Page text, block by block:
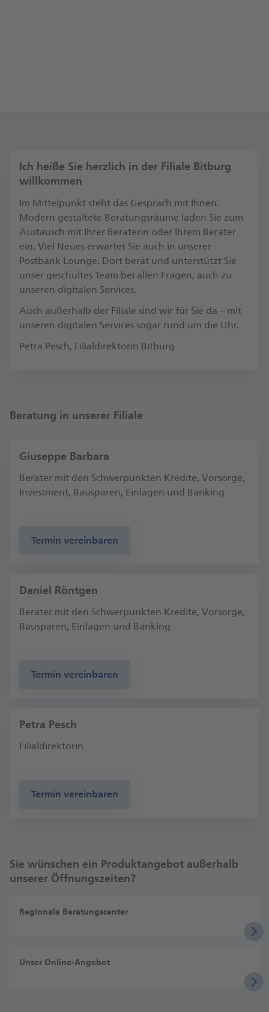
Ich heiße Sie herzlich in der Filiale Bitburg
willkommen
Im Mittelpunkt steht das Gespräch mit Ihnen.
Modern gestaltete Beratungsräume laden Sie zum
Austausch mit Ihrer Beraterin oder Ihrem Berater
ein. Viel Neues erwartet Sie auch in unserer
Postbank Lounge. Dort berät und unterstützt Sie
unser geschultes Team bei allen Fragen, auch zu
unseren digitalen Services.
Auch außerhalb der Filiale sind wir für Sie da – mit
unseren digitalen Services sogar rund um die Uhr.
Petra Pesch, Fi­li­al­di­rek­torin Bitburg
Beratung in unserer Filiale
Giuseppe Barbara
Berater mit den Schwerpunkten Kredite, Vorsorge,
Investment, Bausparen, Einlagen und Banking
Termin vereinbaren
Daniel Röntgen
Berater mit den Schwerpunkten Kredite, Vorsorge,
Bausparen, Einlagen und Banking
Termin vereinbaren
Petra Pesch
Filialdirektorin
Termin vereinbaren
Sie wünschen ein Produktangebot außerhalb
unserer Öffnungszeiten?
Regionale Beratungscenter
Unser Online-Angebot